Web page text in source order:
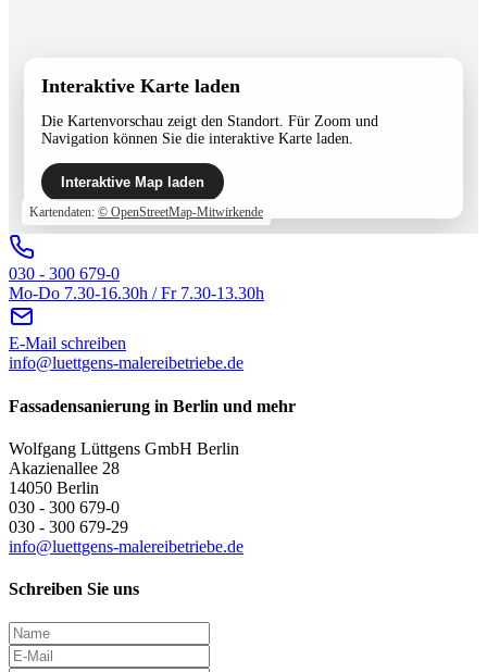
Interaktive Karte laden
Die Kartenvorschau zeigt den Standort. Für Zoom und
Navigation können Sie die interaktive Karte laden.
Interaktive Map laden
Kartendaten: © OpenStreetMap-Mitwirkende
030 - 300 679-0
Mo-Do 7.30-16.30h / Fr 7.30-13.30h
E-Mail schreiben
info@luettgens-malereibetriebe.de
Fassadensanierung in Berlin und mehr
Wolfgang Lüttgens GmbH Berlin
Akazienallee 28
14050 Berlin
030 - 300 679-0
030 - 300 679-29
info@luettgens-malereibetriebe.de
Schreiben Sie uns